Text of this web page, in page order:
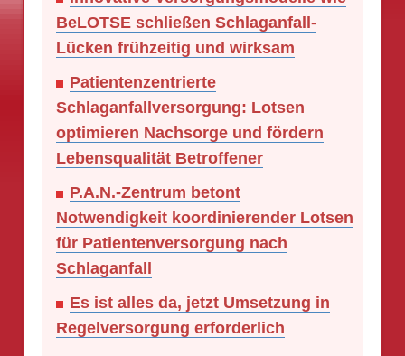
BeLOTSE schließen Schlaganfall-
Lücken frühzeitig und wirksam
Patientenzentrierte
Schlaganfallversorgung: Lotsen
optimieren Nachsorge und fördern
Lebensqualität Betroffener
P.A.N.-Zentrum betont
Notwendigkeit koordinierender Lotsen
für Patientenversorgung nach
Schlaganfall
Es ist alles da, jetzt Umsetzung in
Regelversorgung erforderlich